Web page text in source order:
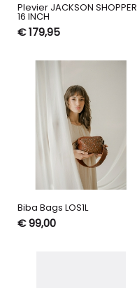
Plevier JACKSON SHOPPER
16 INCH
€ 179,95
Biba Bags LOS1L
€ 99,00